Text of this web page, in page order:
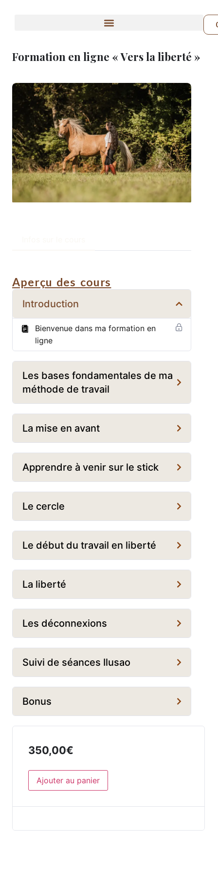
Formation en ligne « Vers la liberté »
Aperçu des cours
Introduction
Bienvenue dans ma formation en
ligne
Les bases fondamentales de ma
méthode de travail
La mise en avant
Apprendre à venir sur le stick
Le cercle
Le début du travail en liberté
La liberté
Les déconnexions
Suivi de séances Ilusao
Bonus
350,00€
Ajouter au panier